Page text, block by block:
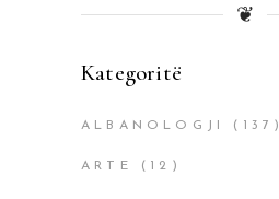
❦
Kategoritë
ALBANOLOGJI (137)
ARTE (12)